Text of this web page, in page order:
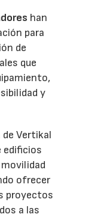
han
para
de
que
y
de Vertikal
edificios
ofrecer
proyectos
a las